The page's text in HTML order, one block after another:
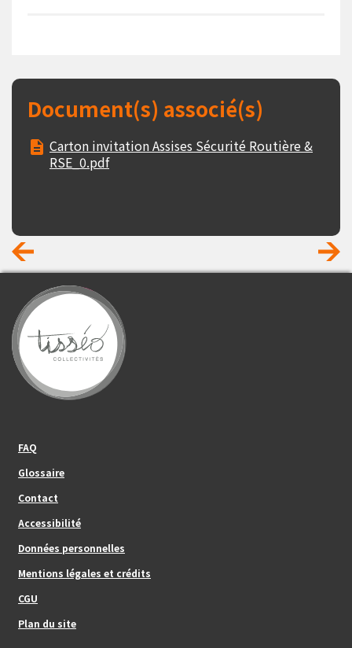
Document(s) associé(s)
Carton invitation Assises Sécurité Routière &
RSE_0.pdf
FAQ
Glossaire
Contact
Footer_center
Accessibilité
Données personnelles
Mentions légales et crédits
CGU
Plan du site